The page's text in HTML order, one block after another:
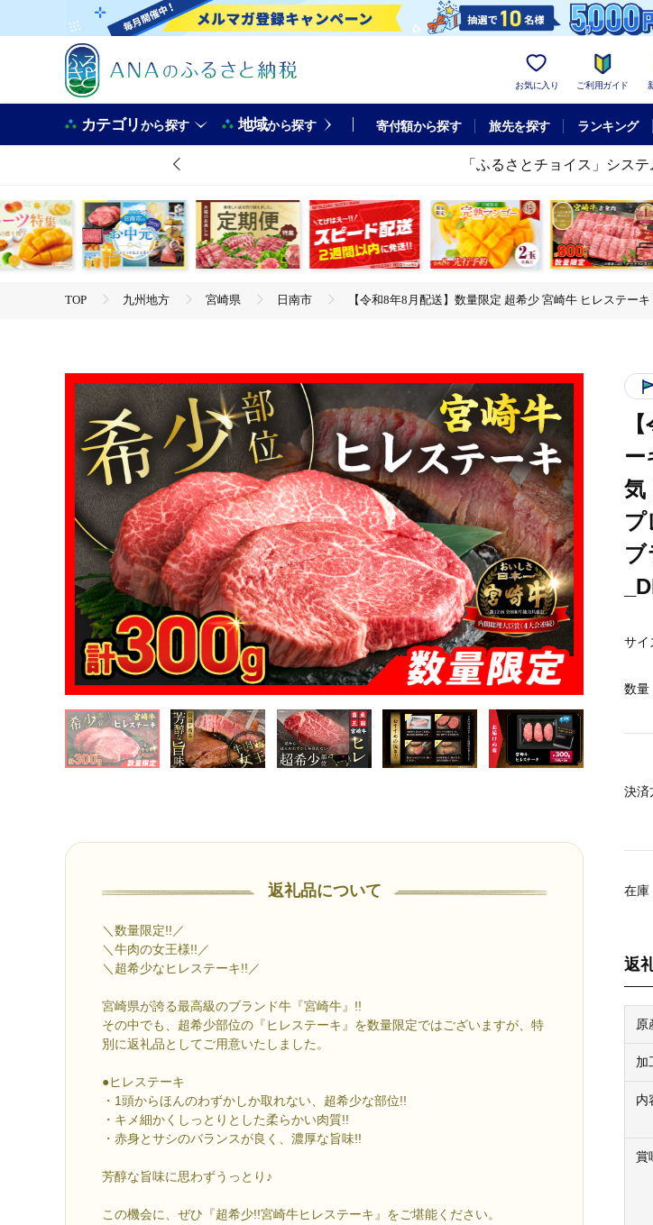
お気に入り ご利用ガイド
カテゴリから探す 地域から探す 寄付額から探す 旅先を探す ランキング
「ふるさとチョイス」シス
TOP 九州地方 宮崎県 日南市
【令和8年8月配送】数量限定 超希少 宮崎牛 ヒレステー
【令和8年8月配送】数量限定 超希少 宮崎牛 ヒレステーキ 計300g 牛肉 黒毛和牛 赤身 おすすめ おかず 人気 国
チク ブランド牛 配送月が選べる 宮崎県 日南市 送料無料_DB46-26-08
TOP
肉 牛肉
宮崎牛
【令和8年8月配送】数量限定 超希少 宮崎牛 ヒレステーキ 計300g 牛肉 黒毛和牛 赤身 おすすめ おかず 人気
チク ブランド牛 配送月が選べる 宮崎県 日南市 送料無料_DB46-26-08
TOP
肉 牛肉
ステーキ(牛肉)
【令和8年8月配送】数量限定 超希少 宮崎牛 ヒレステーキ 計300g 牛肉 黒毛和牛 赤身 おすすめ おかず 人気
チク ブランド牛 配送月が選べる 宮崎県 日南市 送料無料_DB46-26-08
TOP
肉 牛肉
焼肉(牛肉)
【令和8年8月配送】数量限定 超希少 宮崎牛 ヒレステーキ 計300g 牛肉 黒毛和牛 赤身 おすすめ おかず 人気 国
チク ブランド牛 配送月が選べる 宮崎県 日南市 送料無料_DB46-26-08
返礼品について
＼数量限定!!／
＼牛肉の女王様!!／
＼超希少なヒレステーキ!!／
宮崎県が誇る最高級のブランド牛『宮崎牛』!!
その中でも、超希少部位の『ヒレステーキ』を数量限定ではございますが、特
別に返礼品としてご用意いたしました。
●ヒレステーキ
・1頭からほんのわずかしか取れない、超希少な部位!!
・キメ細かくしっとりとした柔らかい肉質!!
・赤身とサシのバランスが良く、濃厚な旨味!!
芳醇な旨味に思わずうっとり♪
この機会に、ぜひ『超希少!!宮崎牛ヒレステーキ』をご堪能ください。
ー
気
プ
ブ
サイ
数量
在庫
返
原
加
内
賞
決済